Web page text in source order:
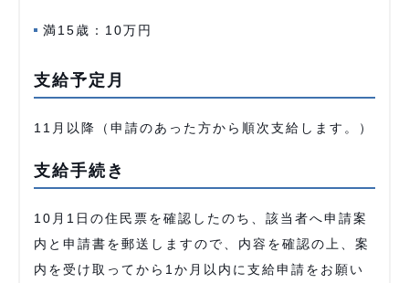
満15歳：10万円
支給予定月
11月以降（申請のあった方から順次支給します。）
支給手続き
10月1日の住民票を確認したのち、該当者へ申請案
内と申請書を郵送しますので、内容を確認の上、案
内を受け取ってから1か月以内に支給申請をお願い